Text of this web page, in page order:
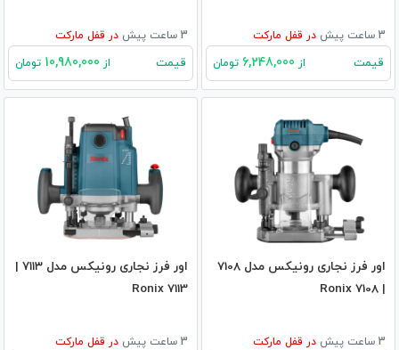
3 ساعت پیش در قفل مارکت
قیمت از تومان
3 ساعت پیش در قفل مارکت
قیمت از تومان
اور فرز نجاری رونیکس مدل 7108
| Ronix 7108
3 ساعت پیش در قفل مارکت
اور فرز نجاری رونیکس مدل ۷۱۱۳ |
Ronix 7113
3 ساعت پیش در قفل مارکت